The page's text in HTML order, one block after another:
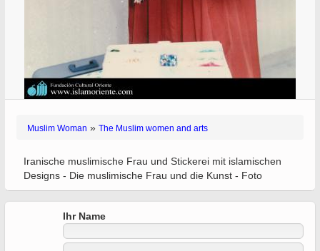
Muslim Woman » The Muslim women and arts
Iranische muslimische Frau und Stickerei mit islamischen
Designs - Die muslimische Frau und die Kunst - Foto
Ihr Name